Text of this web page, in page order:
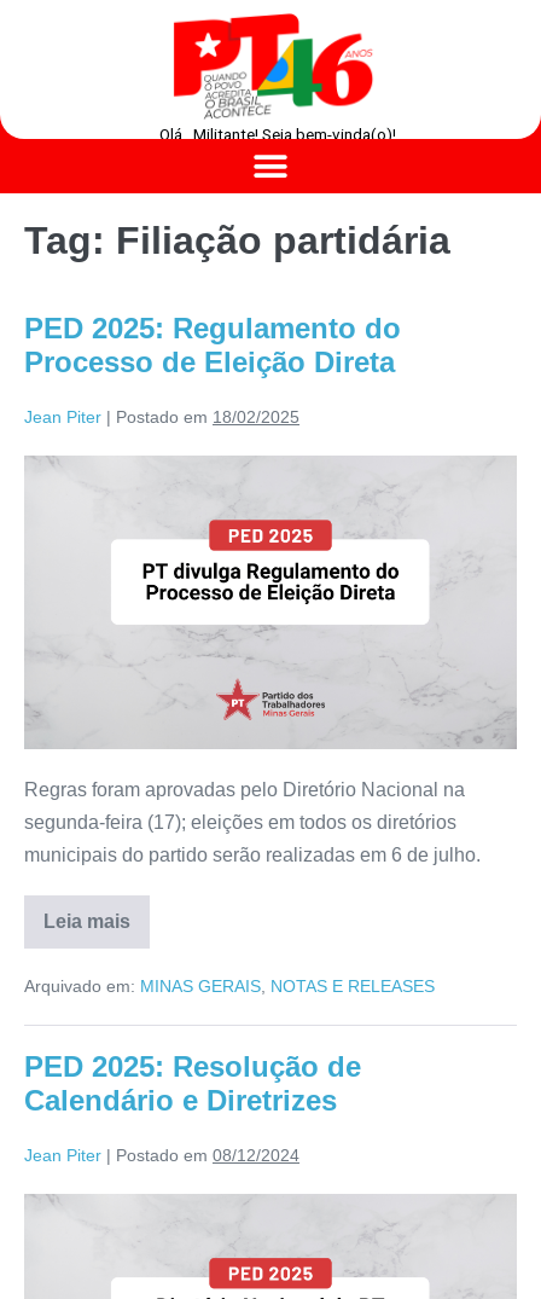
Olá , Militante! Seja bem-vinda(o)!
Tag: Filiação partidária
PED 2025: Regulamento do
Processo de Eleição Direta
Jean Piter | Postado em 18/02/2025
Regras foram aprovadas pelo Diretório Nacional na
segunda-feira (17); eleições em todos os diretórios
municipais do partido serão realizadas em 6 de julho.
Leia mais
Arquivado em: MINAS GERAIS NOTAS E RELEASES
PED 2025: Resolução de
Calendário e Diretrizes
Jean Piter | Postado em 08/12/2024